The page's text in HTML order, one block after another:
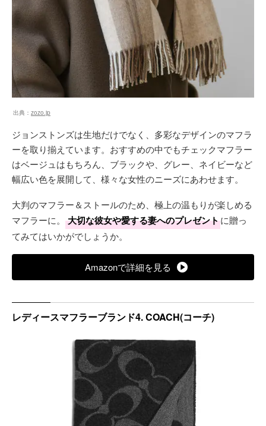
出典： zozo.jp
ジョンストンズは生地だけでなく、多彩なデザインのマフラ
ーを取り揃えています。おすすめの中でもチェックマフラー
はベージュはもちろん、ブラックや、グレー、ネイビーなど
幅広い色を展開して、様々な女性のニーズにあわせます。
大判のマフラー＆ストールのため、極上の温もりが楽しめる
マフラーに。
大切な彼女や愛する妻へのプレゼントに贈っ
てみてはいかがでしょうか。
Amazonで詳細を見る
レディースマフラーブランド4. COACH(コーチ)